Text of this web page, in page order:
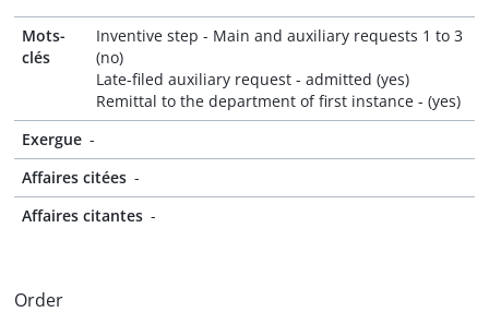
Mots-
clés
Inventive step - Main and auxiliary requests 1 to 3
(no)
Late-filed auxiliary request - admitted (yes)
Remittal to the department of first instance - (yes)
Exergue -
Affaires citées -
Affaires citantes -
Order